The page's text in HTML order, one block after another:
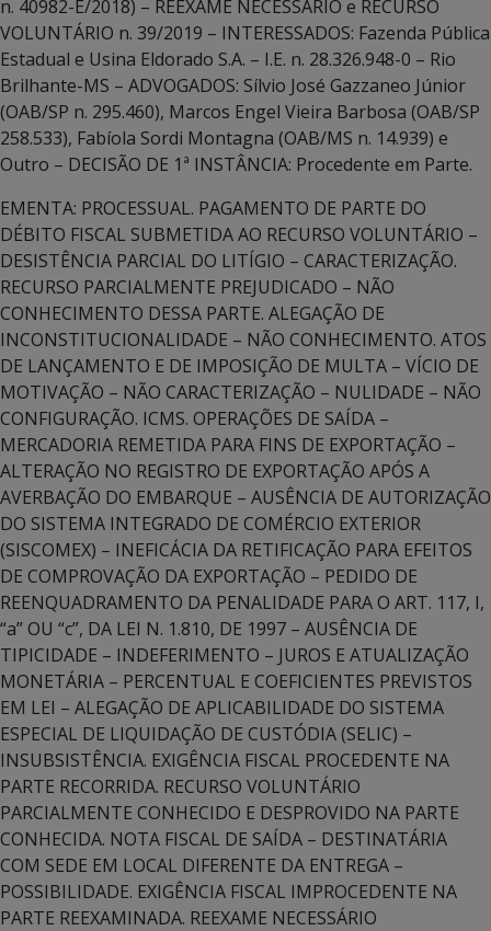
n. 40982-E/2018) – REEXAME NECESSÁRIO e RECURSO
VOLUNTÁRIO n. 39/2019 – INTERESSADOS: Fazenda Pública
Estadual e Usina Eldorado S.A. – I.E. n. 28.326.948-0 – Rio
Brilhante-MS – ADVOGADOS: Sílvio José Gazzaneo Júnior
(OAB/SP n. 295.460), Marcos Engel Vieira Barbosa (OAB/SP
258.533), Fabíola Sordi Montagna (OAB/MS n. 14.939) e
Outro – DECISÃO DE 1ª INSTÂNCIA: Procedente em Parte.
EMENTA: PROCESSUAL. PAGAMENTO DE PARTE DO
DÉBITO FISCAL SUBMETIDA AO RECURSO VOLUNTÁRIO –
DESISTÊNCIA PARCIAL DO LITÍGIO – CARACTERIZAÇÃO.
RECURSO PARCIALMENTE PREJUDICADO – NÃO
CONHECIMENTO DESSA PARTE. ALEGAÇÃO DE
INCONSTITUCIONALIDADE – NÃO CONHECIMENTO. ATOS
DE LANÇAMENTO E DE IMPOSIÇÃO DE MULTA – VÍCIO DE
MOTIVAÇÃO – NÃO CARACTERIZAÇÃO – NULIDADE – NÃO
CONFIGURAÇÃO. ICMS. OPERAÇÕES DE SAÍDA –
MERCADORIA REMETIDA PARA FINS DE EXPORTAÇÃO –
ALTERAÇÃO NO REGISTRO DE EXPORTAÇÃO APÓS A
AVERBAÇÃO DO EMBARQUE – AUSÊNCIA DE AUTORIZAÇÃO
DO SISTEMA INTEGRADO DE COMÉRCIO EXTERIOR
(SISCOMEX) – INEFICÁCIA DA RETIFICAÇÃO PARA EFEITOS
DE COMPROVAÇÃO DA EXPORTAÇÃO – PEDIDO DE
REENQUADRAMENTO DA PENALIDADE PARA O ART. 117, I,
“a” OU “c”, DA LEI N. 1.810, DE 1997 – AUSÊNCIA DE
TIPICIDADE – INDEFERIMENTO – JUROS E ATUALIZAÇÃO
MONETÁRIA – PERCENTUAL E COEFICIENTES PREVISTOS
EM LEI – ALEGAÇÃO DE APLICABILIDADE DO SISTEMA
ESPECIAL DE LIQUIDAÇÃO DE CUSTÓDIA (SELIC) –
INSUBSISTÊNCIA. EXIGÊNCIA FISCAL PROCEDENTE NA
PARTE RECORRIDA. RECURSO VOLUNTÁRIO
PARCIALMENTE CONHECIDO E DESPROVIDO NA PARTE
CONHECIDA. NOTA FISCAL DE SAÍDA – DESTINATÁRIA
COM SEDE EM LOCAL DIFERENTE DA ENTREGA –
POSSIBILIDADE. EXIGÊNCIA FISCAL IMPROCEDENTE NA
PARTE REEXAMINADA. REEXAME NECESSÁRIO